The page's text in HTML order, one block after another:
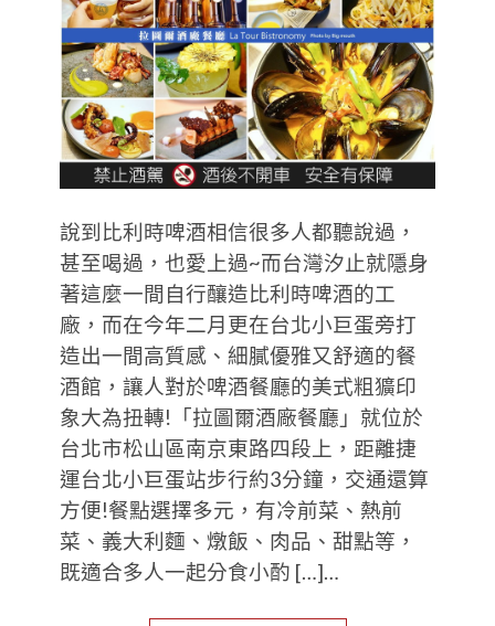
說到比利時啤酒相信很多人都聽說過，
甚至喝過，也愛上過~而台灣汐止就隱身
著這麼一間自行釀造比利時啤酒的工
廠，而在今年二月更在台北小巨蛋旁打
造出一間高質感、細膩優雅又舒適的餐
酒館，讓人對於啤酒餐廳的美式粗獷印
象大為扭轉!「拉圖爾酒廠餐廳」就位於
台北市松山區南京東路四段上，距離捷
運台北小巨蛋站步行約3分鐘，交通還算
方便!餐點選擇多元，有冷前菜、熱前
菜、義大利麵、燉飯、肉品、甜點等，
既適合多人一起分食小酌 […]…